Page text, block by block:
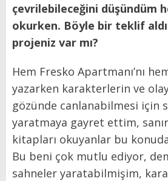
çevrilebileceğini düşündüm
okurken. Böyle bir teklif
projeniz var mı?
Hem Fresko Apartmanı’nı
yazarken karakterlerin ve
gözünde canlanabilmesi için
yaratmaya gayret ettim,
kitapları okuyanlar bu
Bu beni çok mutlu ediyor,
sahneler yaratabilmişim,